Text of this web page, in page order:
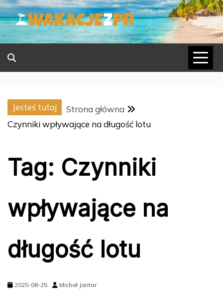
Skip
to
content
Jesteś tutaj
Strona główna
Czynniki wpływające na długość lotu
Tag: Czynniki
wpływające na
długość lotu
2025-08-25 Michał Jantar